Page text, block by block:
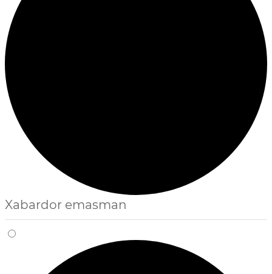
Xabardor emasman